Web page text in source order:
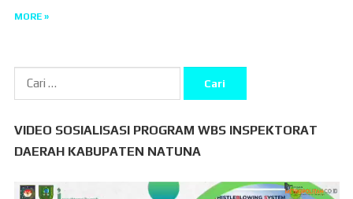
MORE »
Cari
untuk:
VIDEO SOSIALISASI PROGRAM WBS INSPEKTORAT
DAERAH KABUPATEN NATUNA